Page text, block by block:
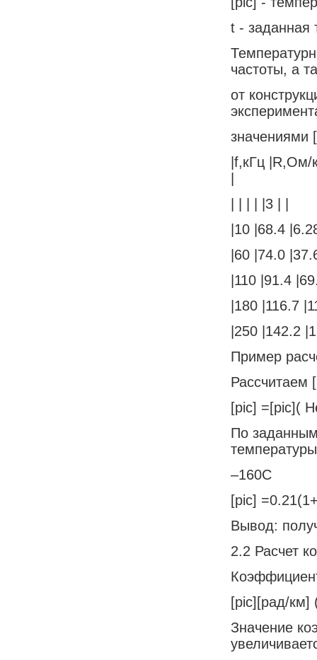
t - заданная
частоты, а
от
значениями
|f,кГц
| | | | |3 | |
|10 |68.4
|60 |74.0
|110 |91.4
|180 |116.7
|250 |142.2
Пример
Рассчитаем
[pic] =[pic](
По
температуры
–160С
[pic]
Вывод:
2.2 Расчет
[pic][рад/км]
Значение